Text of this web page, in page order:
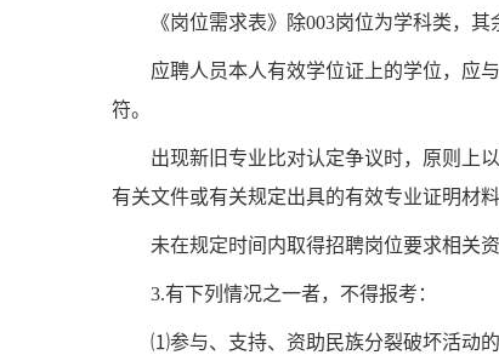
《岗位需求表》 除003岗位为学科类，其
应聘人员本人有效学位证上的学位，应
符。
出现新旧专业比对认定争议时，原则上
有关文件或有关规定出具的有效专业证明材料
未在规定时间内取得招聘岗位要求相关
3.有下列情况之一者，不得报考：
⑴参与、支持、资助民族分裂破坏活动的